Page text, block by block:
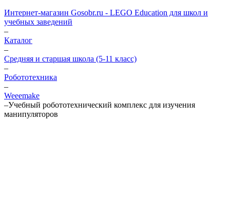
Интернет-магазин Gosobr.ru - LEGO Education для школ и
учебных заведений
–
Каталог
–
Средняя и старшая школа (5-11 класс)
–
Робототехника
–
Weeemake
–Учебный робототехнический комплекс для изучения
манипуляторов